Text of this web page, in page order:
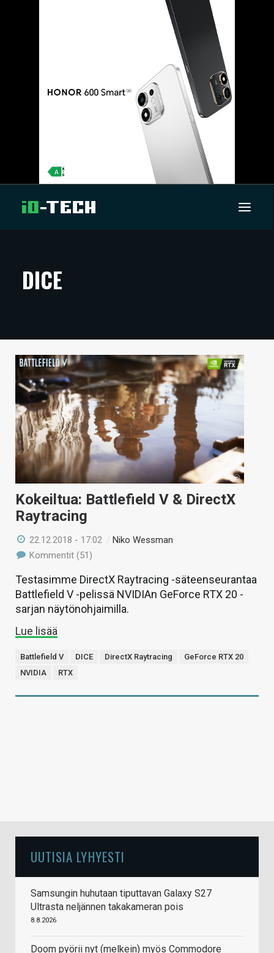
ARTIKKELIT
TECHBBS
TIETOA
HINTA.FI
KAUPPA
VAIHDA TEEMA
HAKU
DICE
Kokeiltua: Battlefield V & DirectX
Raytracing
22.12.2018 - 17:02 / Niko Wessman
Kommentit (51)
Testasimme DirectX Raytracing -säteenseurantaa
Battlefield V -pelissä NVIDIAn GeForce RTX 20 -
sarjan näytönohjaimilla.
Lue lisää
Battlefield V DICE DirectX Raytracing
GeForce RTX 20
NVIDIA
RTX
UUTISIA LYHYESTI
Samsungin huhutaan tiputtavan Galaxy S27
Ultrasta neljännen takakameran pois
8.8.2026
Doom pyörii nyt (melkein) myös Commodore